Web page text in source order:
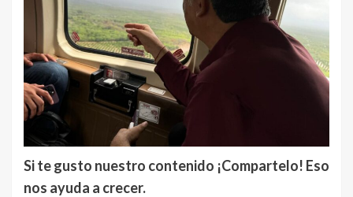
Si te gusto nuestro contenido ¡Compartelo! Eso
nos ayuda a crecer.